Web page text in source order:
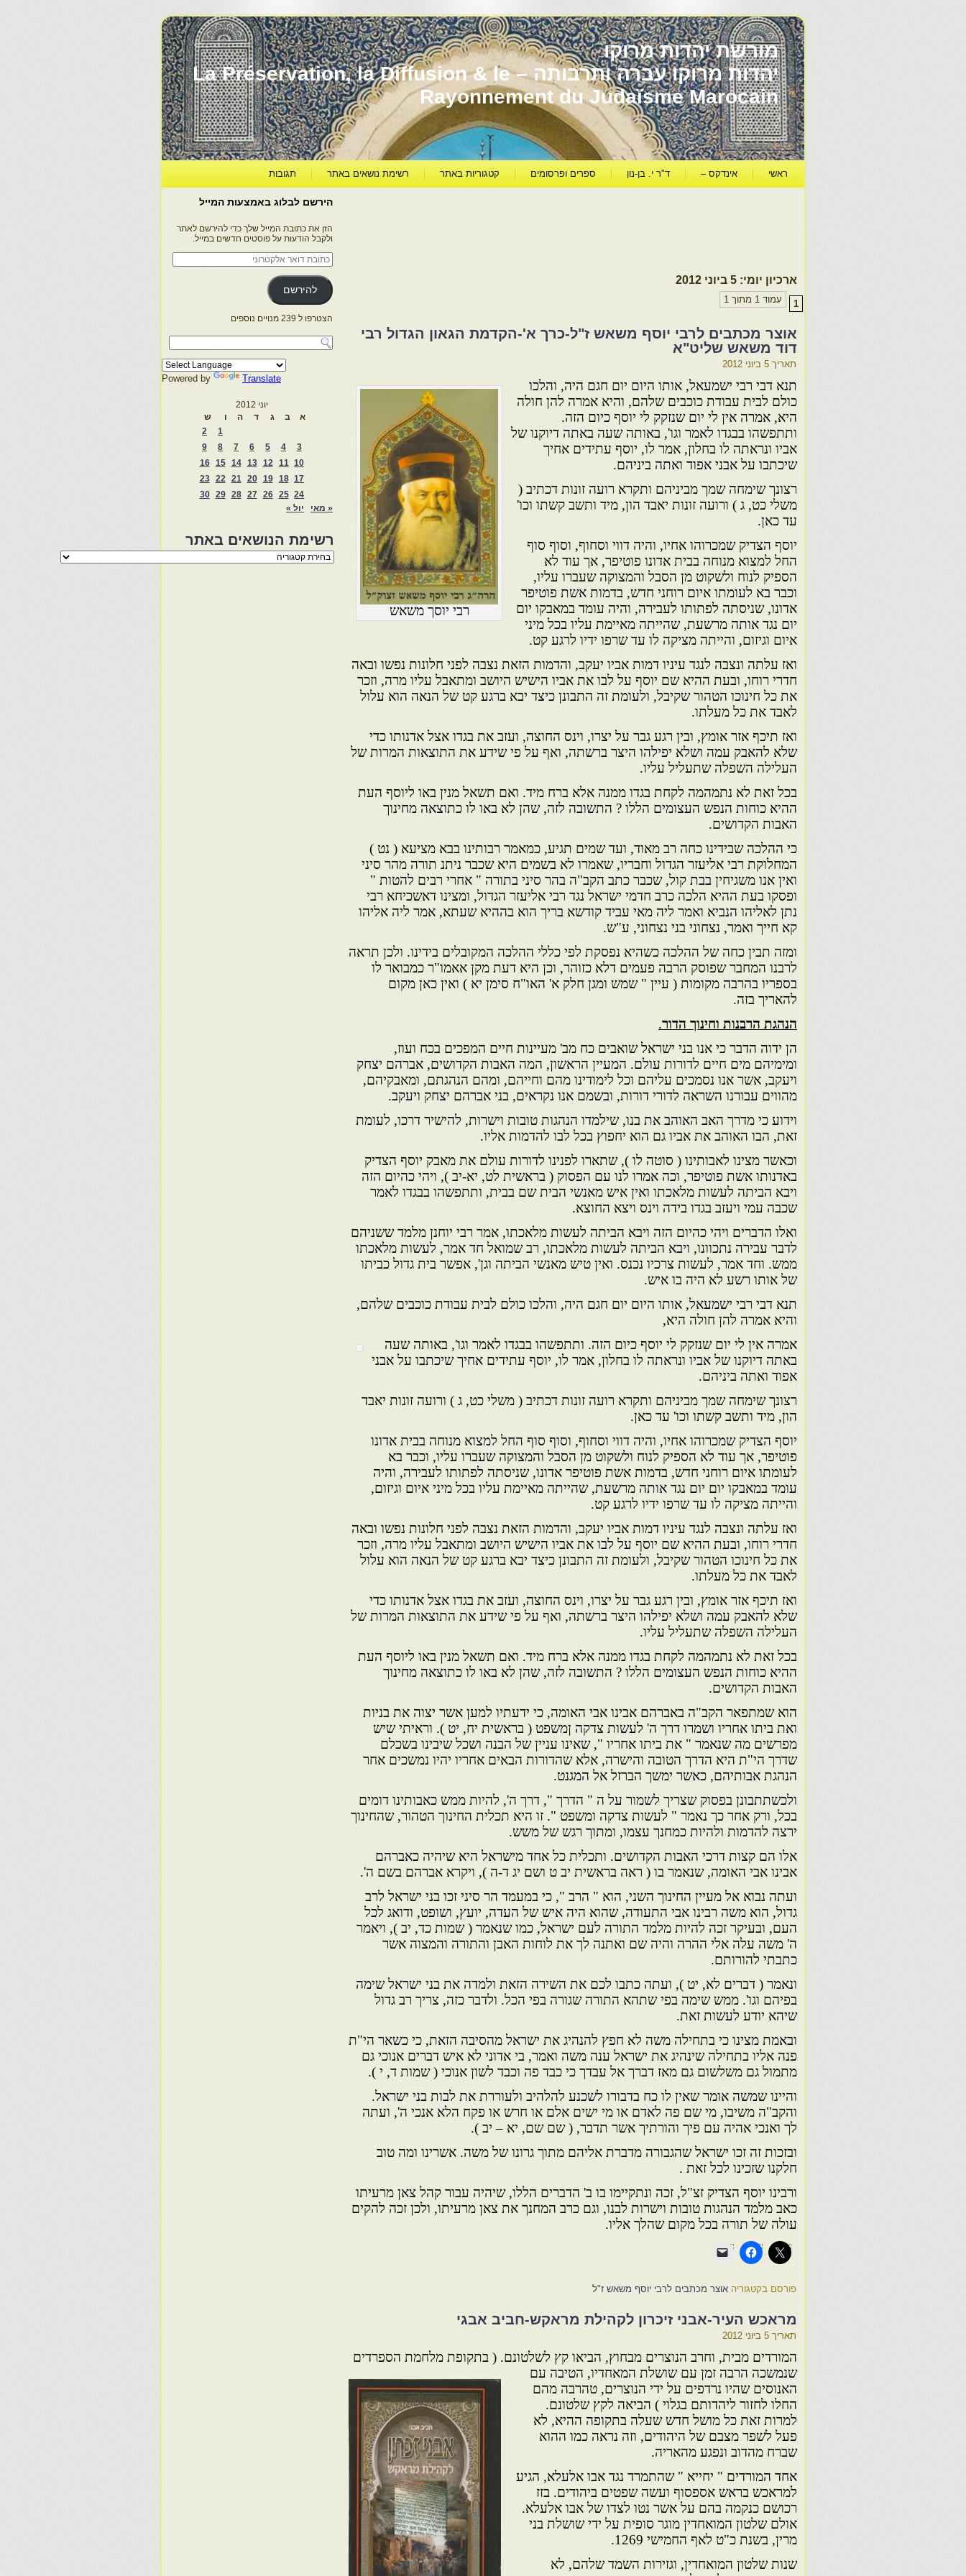
מורשת יהדות מרוקו
יהדות מרוקו עברה ותרבותה – La Préservation, la Diffusion & le
Rayonnement du Judaïsme Marocain
ראשי אינדקס – ד"ר י. בן-נון ספרים ופרסומים קטגוריות באתר רשימת נושאים באתר תגובות
ארכיון יומי: 5 ביוני 2012
עמוד 1 מתוך 1 1
אוצר מכתבים לרבי יוסף משאש ז"ל-כרך א'-הקדמת הגאון הגדול רבי
דוד משאש שליט"א
תאריך 5 ביוני 2012
רבי יוסך משאש
תנא דבי רבי ישמעאל, אותו היום יום חגם היה, והלכו
כולם לבית עבודת כוכבים שלהם, והיא אמרה להן חולה
היא, אמרה אין לי יום שנזקק לי יוסף כיום הזה.
ותתפשהו בבגדו לאמר וגו', באותה שעה באתה דיוקנו של
אביו ונראתה לו בחלון, אמר לו, יוסף עתידים אחיך
שיכתבו על אבני אפוד ואתה ביניהם.
רצונך שימחה שמך מביניהם ותקרא רועה זונות דכתיב (
משלי כט, ג ) ורועה זונות יאבד הון, מיד ותשב קשתו וכו'
עד כאן.
יוסף הצדיק שמכרוהו אחיו, והיה דווי וסחוף, וסוף סוף
החל למצוא מנוחה בבית אדונו פוטיפר, אך עוד לא
הספיק לנוח ולשקוט מן הסבל והמצוקה שעברו עליו,
וכבר בא לעומתו איום רוחני חדש, בדמות אשת פוטיפר
אדונו, שניסתה לפתותו לעבירה, והיה עומד במאבקו יום
יום נגד אותה מרשעת, שהייתה מאיימת עליו בכל מיני
איום וגיזום, והייתה מציקה לו עד שרפו ידיו לרגע קט.
ואז עלתה ונצבה לנגד עיניו דמות אביו יעקב, והדמות הזאת נצבה לפני חלונות נפשו ובאה
חדרי רוחו, ובעת ההיא שם יוסף על לבו את אביו הישיש היושב ומתאבל עליו מרה, וזכר
את כל חינוכו הטהור שקיבל, ולעומת זה התבונן כיצד יבא ברגע קט של הנאה הוא עלול
לאבד את כל מעלתו.
ואז תיכף אזר אומץ, ובין רגע גבר על יצרו, וינס החוצה, ועזב את בגדו אצל אדנותו כדי
שלא להאבק עמה ושלא יפילהו היצר ברשתה, ואף על פי שידע את התוצאות המרות של
העלילה השפלה שתעליל עליו.
בכל זאת לא נתמהמה לקחת בגדו ממנה אלא ברח מיד. ואם תשאל מנין באו ליוסף העת
ההיא כוחות הנפש העצומים הללו ? התשובה לזה, שהן לא באו לו כתוצאה מחינוך
האבות הקדושים.
כי ההלכה שבידינו כחה רב מאוד, ועד שמים תגיע, כמאמר רבותינו בבא מציעא ( נט )
המחלוקת רבי אליעזר הגדול וחבריו, שאמרו לא בשמים היא שכבר ניתנ תורה מהר סיני
ואין אנו משגיחין בבת קול, שכבר כתב הקב"ה בהר סיני בתורה " אחרי רבים להטות "
ופסקו בעת ההיא הלכה כרב חדמי ישראל נגד רבי אליעזר הגדול, ומצינו דאשכיחא רבי
נתן לאליהו הנביא ואמר ליה מאי עביד קודשא בריך הוא בההיא שעתא, אמר ליה אליהו
קא חייך ואמר, נצחוני בני נצחוני, ע"ש.
ומזה תבין כחה של ההלכה כשהיא נפסקת לפי כללי ההלכה המקובלים בידינו. ולכן תראה
לרבנו המחבר שפוסק הרבה פעמים דלא כזוהר, וכן היא דעת מקן אאמו"ר כמבואר לו
בספריו בהרבה מקומות ( עיין " שמש ומגן חלק א' האו"ח סימן יא ) ואין כאן מקום
להאריך בזה.
הנהגת הרבנות וחינוך הדור.
הן ידוה הדבר כי אנו בני ישראל שואבים כח מב' מעיינות חיים המפכים בכח ועוז,
ומימיהם מים חיים לדורות עולם. המעיין הראשון, המה האבות הקדושים, אברהם יצחק
ויעקב, אשר אנו נסמכים עליהם וכל לימודינו מהם וחייהם, ומהם הנהגתם, ומאבקיהם,
מהווים עבורנו השראה לדורי דורות, ובשמם אנו נקראים, בני אברהם יצחק ויעקב.
וידוע כי מדרך האב האוהב את בנו, שילמדו הנהגות טובות וישרות, להישיר דרכו, לעומת
זאת, הבו האוהב את אביו גם הוא יחפוץ בכל לבו להדמות אליו.
וכאשר מצינו לאבותינו ( סוטה לו ), שתארו לפנינו לדורות עולם את מאבק יוסף הצדיק
באדנותו אשת פוטיפר, וכה אמרו לנו עם הפסוק ( בראשית לט, יא-יב ), ויהי כהיום הזה
ויבא הביתה לעשות מלאכתו ואין איש מאנשי הבית שם בבית, ותתפשהו בבגדו לאמר
שכבה עמי ויעזב בגדו בידה וינס ויצא החוצא.
ואלו הדברים ויהי כהיום הזה ויבא הביתה לעשות מלאכתו, אמר רבי יוחנן מלמד ששניהם
לדבר עבירה נתכוונו, ויבא הביתה לעשות מלאכתו, רב שמואל חד אמר, לעשות מלאכתו
ממש. וחד אמר, לעשות צרכיו נכנס. ואין טיש מאנשי הביתה וגן', אפשר בית גדול כביתו
של אותו רשע לא היה בו איש.
תנא דבי רבי ישמעאל, אותו היום יום חגם היה, והלכו כולם לבית עבודת כוכבים שלהם,
והיא אמרה להן חולה היא,
אמרה אין לי יום שנזקק לי יוסף כיום הזה. ותתפשהו בבגדו לאמר וגו', באותה שעה
באתה דיוקנו של אביו ונראתה לו בחלון, אמר לו, יוסף עתידים אחיך שיכתבו על אבני
אפוד ואתה ביניהם.
רצונך שימחה שמך מביניהם ותקרא רועה זונות דכתיב ( משלי כט, ג ) ורועה זונות יאבד
הון, מיד ותשב קשתו וכו' עד כאן.
יוסף הצדיק שמכרוהו אחיו, והיה דווי וסחוף, וסוף סוף החל למצוא מנוחה בבית אדונו
פוטיפר, אך עוד לא הספיק לנוח ולשקוט מן הסבל והמצוקה שעברו עליו, וכבר בא
לעומתו איום רוחני חדש, בדמות אשת פוטיפר אדונו, שניסתה לפתותו לעבירה, והיה
עומד במאבקו יום יום נגד אותה מרשעת, שהייתה מאיימת עליו בכל מיני איום וגיזום,
והייתה מציקה לו עד שרפו ידיו לרגע קט.
ואז עלתה ונצבה לנגד עיניו דמות אביו יעקב, והדמות הזאת נצבה לפני חלונות נפשו ובאה
חדרי רוחו, ובעת ההיא שם יוסף על לבו את אביו הישיש היושב ומתאבל עליו מרה, וזכר
את כל חינוכו הטהור שקיבל, ולעומת זה התבונן כיצד יבא ברגע קט של הנאה הוא עלול
לאבד את כל מעלתו.
ואז תיכף אזר אומץ, ובין רגע גבר על יצרו, וינס החוצה, ועזב את בגדו אצל אדנותו כדי
שלא להאבק עמה ושלא יפילהו היצר ברשתה, ואף על פי שידע את התוצאות המרות של
העלילה השפלה שתעליל עליו.
בכל זאת לא נתמהמה לקחת בגדו ממנה אלא ברח מיד. ואם תשאל מנין באו ליוסף העת
ההיא כוחות הנפש העצומים הללו ? התשובה לזה, שהן לא באו לו כתוצאה מחינוך
האבות הקדושים.
הוא שמתפאר הקב"ה באברהם אבינו אבי האומה, כי ידעתיו למען אשר יצוה את בניות
ואת ביתו אחריו ושמרו דרך ה' לעשות צדקה ןמשפט ( בראשית יח, יט ). וראיתי שיש
מפרשים מה שנאמר " את ביתו אחריו ", שאינו עניין של הבנה ושכל שיבינו בשכלם
שדרך הי"ת היא הדרך הטובה והישרה, אלא שהדורות הבאים אחריו יהיו נמשכים אחר
הנהגת אבותיהם, כאשר ימשך הברזל אל המגנט.
ולכשתתבונן בפסוק שצריך לשמור על ה " הדרך ", דרך ה', להיות ממש כאבותינו דומים
בכל, ורק אחר כך נאמר " לעשות צדקה ומשפט ". זו היא תכלית החינוך הטהור, שהחינוך
ירצה להדמות ולהיות כמחנך עצמו, ומתוך רגש של משש.
אלו הם קצות דרכי האבות הקדושים. ותכלית כל אחד מישראל היא שיהיה כאברהם
אבינו אבי האומה, שנאמר בו ( ראה בראשית יב ט ושם יג ד-ה ), ויקרא אברהם בשם ה'.
ועתה נבוא אל מעיין החינוך השני, הוא " הרב ", כי במעמד הר סיני זכו בני ישראל לרב
גדול, הוא משה רבינו אבי התעודה, שהוא היה איש של העדה, יועץ, ושופט, ודואג לכל
העם, ובעיקר זכה להיות מלמד התורה לעם ישראל, כמו שנאמר ( שמות כד, יב ), ויאמר
ה' משה עלה אלי ההרה והיה שם ואתנה לך את לוחות האבן והתורה והמצוה אשר
כתבתי להורותם.
ונאמר ( דברים לא, יט ), ועתה כתבו לכם את השירה הזאת ולמדה את בני ישראל שימה
בפיהם וגו'. ממש שימה בפי שתהא התורה שגורה בפי הכל. ולדבר כזה, צריך רב גדול
שיהא יודע לעשות זאת.
ובאמת מצינו כי בתחילה משה לא חפץ להנהיג את ישראל מהסיבה הזאת, כי כשאר הי"ת
פנה אליו בתחילה שינהיג את ישראל ענה משה ואמר, בי אדוני לא איש דברים אנוכי גם
מתמול גם משלשום גם מאז דברך אל עבדך כי כבד פה וכבד לשון אנוכי ( שמות ד, י ).
והיינו שמשה אומר שאין לו כח בדבורו לשכנע להלהיב ולעוררת את לבות בני ישראל.
והקב"ה משיבו, מי שם פה לאדם או מי ישים אלם או חרש או פקח הלא אנכי ה', ועתה
לך ואנכי אהיה עם פיך והורתיך אשר תדבר, ( שם שם, יא – יב ).
ובזכות זה זכו ישראל שהגבורה מדברת אליהם מתוך גרונו של משה. אשרינו ומה טוב
חלקנו שזכינו לכל זאת .
ורבינו יוסף הצדיק זצ"ל, זכה ונתקיימו בו ב' הדברים הללו, שיהיה עבור קהל צאן מרעיתו
כאב מלמד הנהגות טובות וישרות לבנו, וגם כרב המחנך את צאן מרעיתו, ולכן זכה להקים
עולה של תורה בכל מקום שהלך אליו.
פורסם בקטגוריה אוצר מכתבים לרבי יוסף משאש ז"ל
מראכש העיר-אבני זיכרון לקהילת מראקש-חביב אבגי
תאריך 5 ביוני 2012
המורדים מבית, וחרב הנוצרים מבחוץ, הביאו קץ לשלטונם. ( בתקופת מלחמת הספרדים
שנמשכה הרבה זמן עם שושלת המאחדיו, הטיבה עם
האנוסים שהיו נרדפים על ידי הנוצרים, טהרבה מהם
החלו לחזור ליהדותם בגלוי ) הביאה לקץ שלטונם.
למרות זאת כל מושל חדש שעלה בתקופה ההיא, לא
פעל לשפר מצבם של היהודים, וזה נראה כמו ההוא
שברח מהדוב ונפגע מהאריה.
אחד המורדים " יחייא " שהתמרד נגד אבו אלעלא, הגיע
למראכש בראש אספסוף ועשה שפטים ביהודים. בזז
רכושם כנקמה בהם על אשר נטו לצדו של אבו אלעלא.
אולם שלטון המואחדין מוגר סופית על ידי שושלת בני
מרין, בשנת כ"ט לאף החמישי 1269.
שנות שלטון המואחדין, וגזירות השמד שלהם, לא
הירשם לבלוג באמצעות המייל
הזן את כתובת המייל שלך כדי להירשם לאתר
ולקבל הודעות על פוסטים חדשים במייל.
כתובת
דואר
אלקטרוני
להירשם
הצטרפו ל 239 מנויים נוספים
Powered by Translate
יוני 2012
א
ב ג ד ה ו
ש
1
2
3
4
5
6
7
8
9
10
11
12
13
14
15
16
17
18
19
20
21
22
23
24
25
26
27
28
29
30
« מאי
יול »
רשימת הנושאים באתר
רשימת
הנושאים